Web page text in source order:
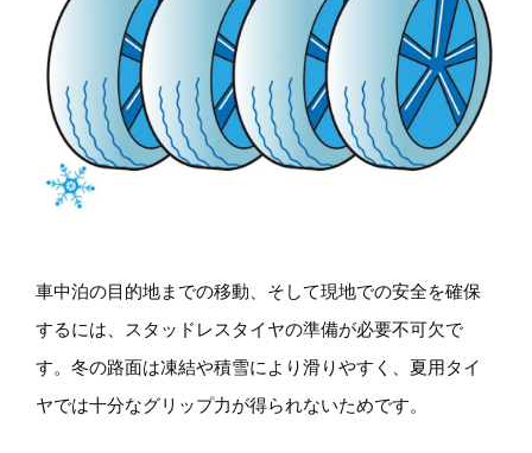
車中泊の目的地までの移動、そして現地での安全を確保
するには、スタッドレスタイヤの準備が必要不可欠で
す。冬の路面は凍結や積雪により滑りやすく、夏用タイ
ヤでは十分なグリップ力が得られないためです。